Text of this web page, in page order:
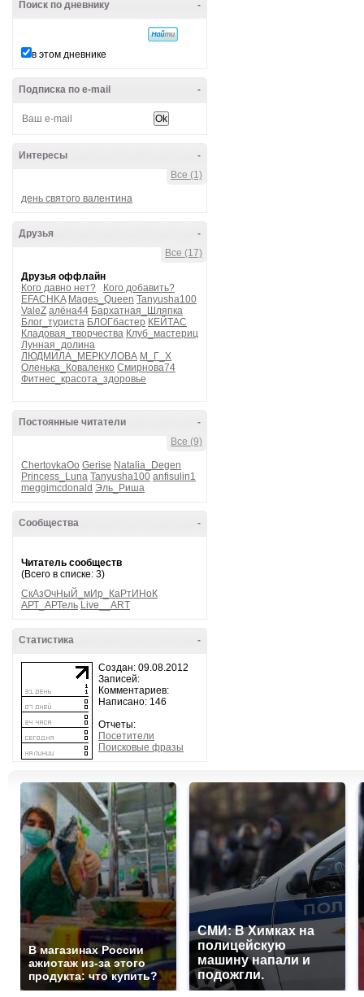
-
Поиск по дневнику
в этом дневнике
-
Подписка по e-mail
-
Интересы
Все (1)
день святого валентина
-
Друзья
Все (17)
Друзья оффлайн
Кого давно нет?
Кого добавить?
EFACHKA Mages_Queen Tanyusha100
ValeZ алёна44 Бархатная_Шляпка
Блог_туриста БЛОГбастер КЕЙТАС
Кладовая_творчества Клуб_мастериц
Лунная_долина
ЛЮДМИЛА_МЕРКУЛОВА М_Г_Х
Оленька_Коваленко Смирнова74
Фитнес_красота_здоровье
-
Постоянные читатели
Все (9)
ChertovkaOo Gerise Natalia_Degen
Princess_Luna Tanyusha100 anfisulin1
meggimcdonald Эль_Риша
-
Сообщества
Читатель сообществ
(Всего в списке: 3)
СкАзОчНыЙ_мИр_КаРтИНоК
АРТ_АРТель Live__ART
-
Статистика
Создан: 09.08.2012
Записей:
Комментариев:
Написано: 146
Отчеты:
Посетители
Поисковые фразы
В магазинах России
ажиотаж из-за этого
продукта: что купить?
СМИ: В Химках на
полицейскую
машину напали и
подожгли.